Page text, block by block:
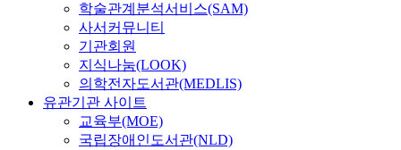
학술관계분석서비스(SAM)
사서커뮤니티
기관회원
지식나눔(LOOK)
의학전자도서관(MEDLIS)
유관기관 사이트
교육부(MOE)
국립장애인도서관(NLD)